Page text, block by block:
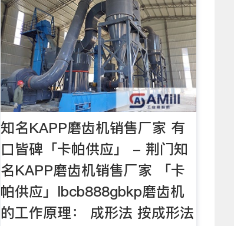
知名KAPP磨齿机销售厂家 有
口皆碑「卡帕供应」 - 荆门知
名KAPP磨齿机销售厂家 「卡
帕供应」lbcb888gbkp磨齿机
的工作原理： 成形法 按成形法